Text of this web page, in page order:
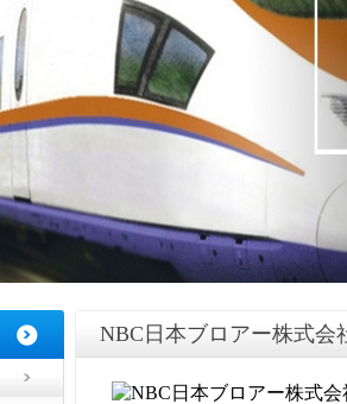
NBC日本ブロアー株式会